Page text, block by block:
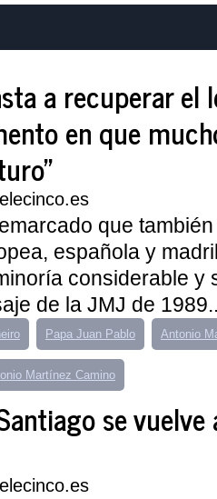
a recuperar el
en que
que
española y
considerable y
de la JMJ de
Papa Juan Pablo Antonio
Martínez Camino
se